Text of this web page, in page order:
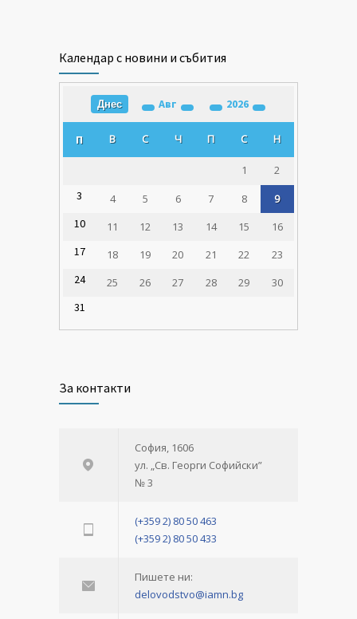
Календар с новини и събития
Днес Авг 2026
П В С Ч П С Н
1
2
3
4 5 6 7 8
9
10
11 12 13 14 15
16
17
18 19 20 21 22
23
24
25 26 27 28 29
30
31
За контакти
София, 1606
ул. „Св. Георги Софийски”
№ 3
(+359 2) 80 50 463
(+359 2) 80 50 433
Пишете ни:
delovodstvo@iamn.bg